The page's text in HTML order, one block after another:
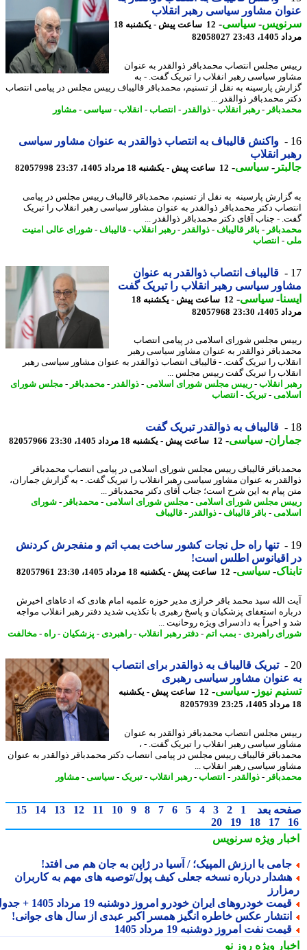
مشاور سیاسی رهبر انقلاب
-سیاسی-
12 ساعت پیش - یکشنبه 18
23:43
82058027
مجلس انتصاب محمدباقر ذوالقدر به عنوان
سیاسی رهبر انقلاب را تبریک گفت. - به
پارسینه ​به نقل از تسنیم، محمدباقر قالیباف رییس مجلس در پیامی انتصاب
محمدباقر ذوالقدر ...
-رهبر انقلاب-ذوالقدر -انتصاب-انقلاب-سیاسی-مشاور
واکنش قالیباف به انتصاب ذوالقدر به عنوان مشاور سیاسی
انقلاب
-سیاسی-12 ساعت پیش - یکشنبه 18 مرداد 1405، 23:37 82057998
پارسینه ​به نقل از تسنیم، محمدباقر قالیباف رییس مجلس در پیامی
دکتر محمدباقر ذوالقدر به عنوان مشاور سیاسی رهبر انقلاب را تبریک
- جناب آقای دکتر محمدباقر ذوالقدر ...
-باقر قالیباف-ذوالقدر -رهبر انقلاب-قالیباف-شورای عالی امنیت
-انتصاب
قالیباف انتصاب ذوالقدر به عنوان
سیاسی رهبر انقلاب را تبریک گفت
-سیاسی-
12 ساعت پیش - یکشنبه 18
23:30
82057968
مجلس شورای اسلامی در پیامی انتصاب
ذوالقدر به عنوان مشاور سیاسی رهبر
را تبریک گفت. - قالیباف انتصاب ذوالقدر به عنوان مشاور سیاسی رهبر
را تبریک گفت رییس مجلس ...
انقلاب-رییس مجلس شورای اسلامی-ذوالقدر -محمدباقر-مجلس شورای
-تبریک-انتصاب
قالیباف به ذوالقدر تبریک گفت
- سیاسی-12 ساعت پیش - یکشنبه 18 مرداد 1405، 23:30 82057966
قالیباف رییس مجلس شورای اسلامی در پیامی انتصاب محمدباقر
به عنوان مشاور سیاسی رهبر انقلاب را تبریک گفت. - به گزارش جماران،
پیام به این شرح است؛ جناب آقای دکتر محمدباقر ...
مجلس شورای اسلامی-مجلس شورای اسلامی-محمدباقر-شورای
-باقر قالیباف-ذوالقدر -قالیباف
تنها راه حل نجات کشور ساخت بمب اتم و منفجرش کردنش
اقیانوس اطلس است!
-سیاسی-12 ساعت پیش - یکشنبه 18 مرداد 1405، 23:30 82057961
الله سید محمد باقر خرازی مدیر حوزه علمیه امام هادی که ادعاهای اخیرش
استعفای پزشکیان و پاسخ رهبری با تکذیب شدید دفتر رهبر انقلاب مواجه
اخیراً به دادسرای ویژه روحانیت ...
راهبردی-بمب اتم- دفتر رهبر انقلاب-راهبردی-پزشکیان-راه - مخالفت
تبریک قالیباف به ذوالقدر برای انتصاب
عنوان مشاور سیاسی رهبری
نیوز-سیاسی-
12 ساعت پیش - یکشنبه
82057939
مجلس انتصاب محمدباقر ذوالقدر به عنوان
سیاسی رهبر انقلاب را تبریک گفت. - ،
قالیباف رییس مجلس در پیامی انتصاب دکتر محمدباقر ذوالقدر به عنوان
سیاسی رهبر انقلاب ...
-ذوالقدر -انتصاب-رهبر انقلاب-تبریک-سیاسی-مشاور
بعد 1
2
3
4
5
6
7
8
9
10
11
12
13
14
15
17
18
19
20
ویژهسرنویس
با ارزش المپیک؛ / آسیا در ژاپن به جان هم می افتد!
درباره نسخه جعلی کیف پول/توصیه های مهم به کاربران
خودروهای ایران خودرو امروز دوشنبه 19 مرداد 1405 + جدول
عکس خاطره انگیز همسر اکبر عبدی از سال های جوانی!
نفت امروز دوشنبه 19 مرداد 1405
ویژهروز نو